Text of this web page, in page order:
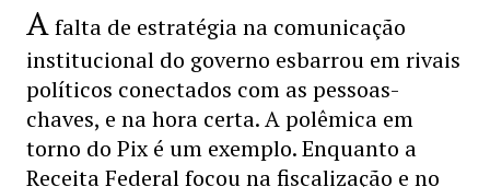
Afalta de estratégia na comunicação
institucional do governo esbarrou em rivais
políticos conectados com as pessoas-
chaves, e na hora certa. A polêmica em
torno do Pix é um exemplo. Enquanto a
Receita Federal focou na fiscalização e no